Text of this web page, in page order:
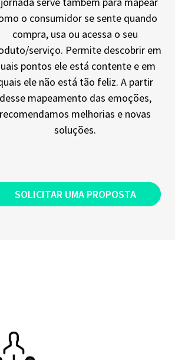
o consumidor se sente quando
compra, usa ou acessa o seu
serviço. Permite descobrir em
pontos ele está contente e em
ele não está tão feliz. A partir
desse mapeamento das emoções,
recomendamos melhorias e novas
soluções.
SOLICITAR UMA PROPOSTA